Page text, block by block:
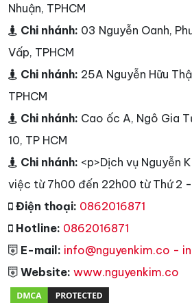
Nhuận, TPHCM
Chi nhánh: 03 Nguyễn Oanh,
Vấp, TPHCM
Chi nhánh: 25A Nguyễn Hữu
TPHCM
Chi nhánh: Cao ốc A, Ngô Gia
10, TP HCM
Chi nhánh: <p>Dịch vụ Nguyễn
việc từ 7h00 đến 22h00 từ Thứ 2
Điện thoại: 0862016871
Hotline: 0862016871
E-mail: info@nguyenkim.co -
Website: www.nguyenkim.co